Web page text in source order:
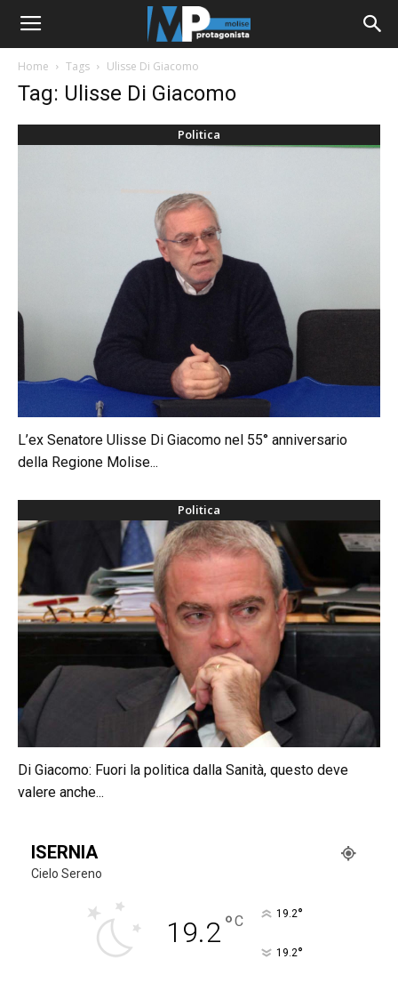
Home Tags Ulisse Di Giacomo
Tag: Ulisse Di Giacomo
Politica
L’ex Senatore Ulisse Di Giacomo nel 55° anniversario
della Regione Molise...
Politica
Di Giacomo: Fuori la politica dalla Sanità, questo deve
valere anche...
ISERNIA
Cielo Sereno
19.2°C 19.2°
19.2°